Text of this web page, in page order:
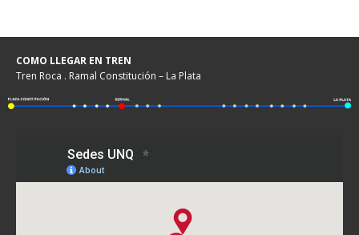
COMO LLEGAR EN TREN
Tren Roca . Ramal Constitución – La Plata